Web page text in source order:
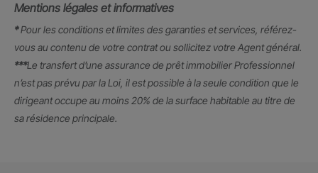
Mentions légales et informatives
*Pour les conditions et limites des garanties et services, référez-
vous au contenu de votre contrat ou sollicitez votre Agent général.
***Le transfert d’une assurance de prêt immobilier Professionnel
n’est pas prévu par la Loi, il est possible à la seule condition que le
dirigeant occupe au moins 20% de la surface habitable au titre de
sa résidence principale.